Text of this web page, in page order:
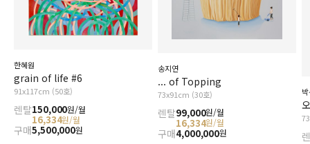
한혜원
grain of life #6
91x117cm (50호)
렌탈150,000원/월
16,334원/월
구매5,500,000원
송지연
... of Topping
73x91cm (30호)
렌탈99,000원/월
16,334원/월
구매4,000,000원